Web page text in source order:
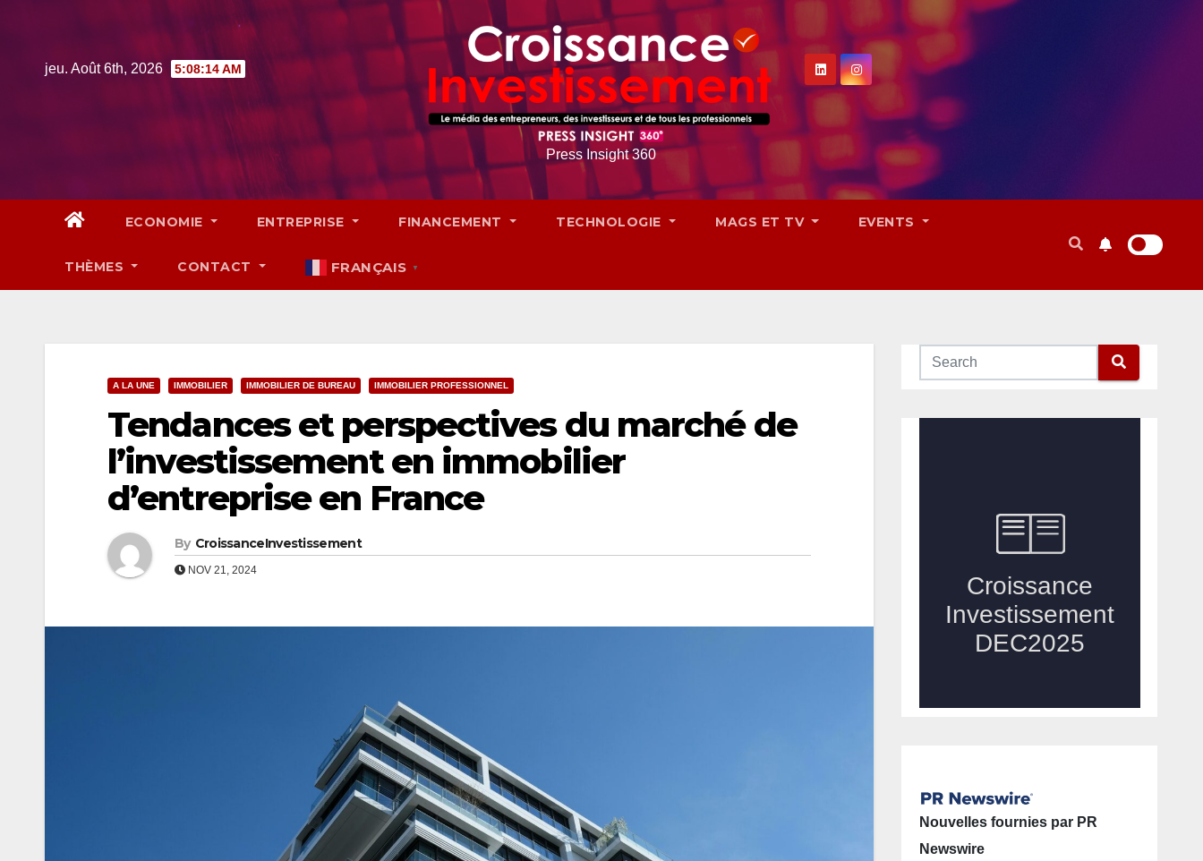
jeu. Août 6th, 2026 5:08:15 AM
Press Insight 360
ECONOMIE ENTREPRISE FINANCEMENT TECHNOLOGIE MAGS ET TV EVENTS
THÈMES CONTACT FRANÇAIS ▼
A LA UNE IMMOBILIER IMMOBILIER DE BUREAU IMMOBILIER PROFESSIONNEL
Tendances et perspectives du marché de
l’investissement en immobilier
d’entreprise en France
By CroissanceInvestissement
NOV 21, 2024
Nouvelles fournies par PR
Newswire